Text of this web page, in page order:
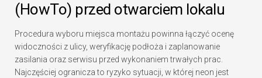
(HowTo) przed otwarciem lokalu
Procedura wyboru miejsca montażu powinna łączyć ocenę
widoczności z ulicy, weryfikację podłoża i zaplanowanie
zasilania oraz serwisu przed wykonaniem trwałych prac.
Najczęściej ogranicza to ryzyko sytuacji, w której neon jest